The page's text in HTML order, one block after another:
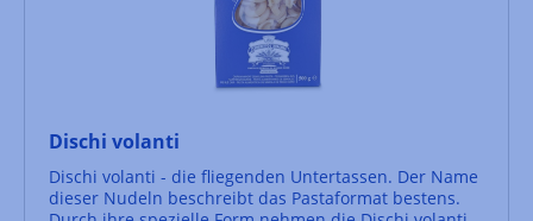
Dischi volanti
Dischi volanti - die fliegenden Untertassen. Der Name
dieser Nudeln beschreibt das Pastaformat bestens.